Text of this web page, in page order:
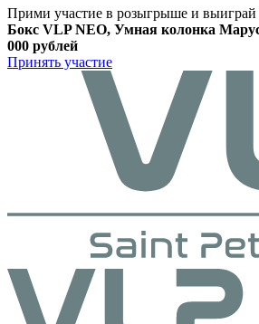
Прими участие в розыгрыше и выиграй
Бокс VLP NEO, Умная колонка
000 рублей
Принять участие